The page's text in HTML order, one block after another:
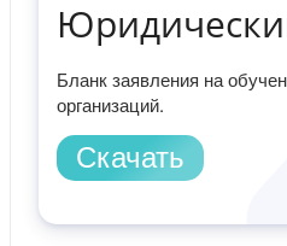
Бланк заявления на
организаций.
Скачать